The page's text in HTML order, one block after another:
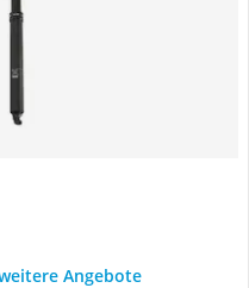
Angebote